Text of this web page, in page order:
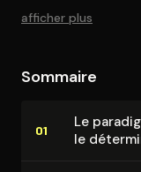
d'améliorer la
psychobiologique
afficher plus
Sommaire
01
Le
le